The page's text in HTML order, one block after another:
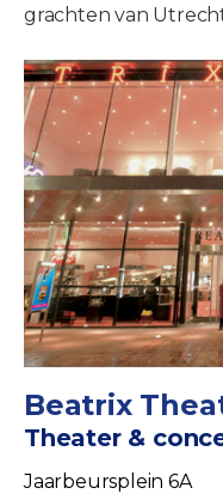
grachten van
Beatrix
Theater &
Jaarbeursplein 6A